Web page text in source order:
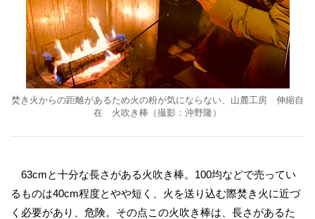
焚き火からの距離があるため火の粉が気にならない、山麓工房 伸縮自
在 火吹き棒（撮影：沖野隆）
63cmと十分な長さがある火吹き棒。100均などで売ってい
るものは40cm程度とやや短く、火を送り込む際焚き火に近づ
く必要があり、危険。その点この火吹き棒は、長さがあるた